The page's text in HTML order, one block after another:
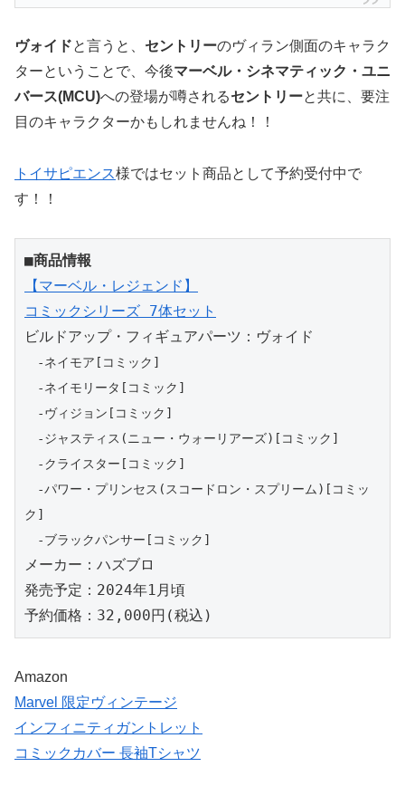
ヴォイドと言うと、 セントリーのヴィラン側面のキャラク
ターということで、今後マーベル・シネマティック・ユニ
バース(MCU)への登場が噂されるセントリーと共に、要注
目のキャラクターかもしれませんね！！
トイサピエンス様ではセット商品として予約受付中で
す！！
■商品情報
【マーベル・レジェンド】
コミックシリーズ 7体セット
-ネイモア[コミック]
-ネイモリータ[コミック]
-ヴィジョン[コミック]
-ジャスティス(ニュー・ウォーリアーズ)[コミック]
-クライスター[コミック]
-パワー・プリンセス(スコードロン・スプリーム)[コミッ
ク]
-ブラックパンサー[コミック]
メーカー：ハズブロ
発売予定：2024年1月頃
予約価格：32,000円(税込)
Amazon
Marvel 限定ヴィンテージ
インフィニティガントレット
コミックカバー 長袖Tシャツ